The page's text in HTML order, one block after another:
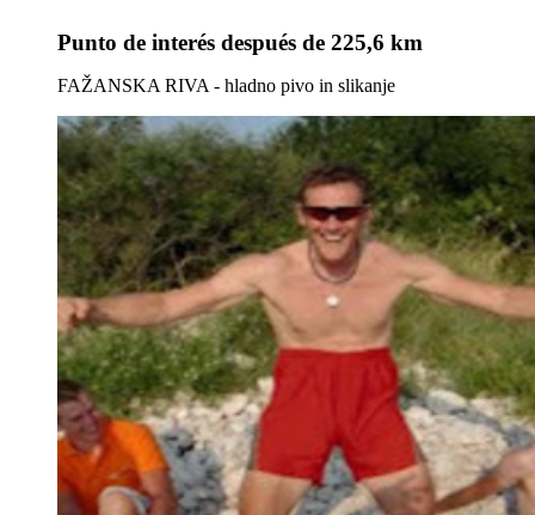
Punto de interés después de 225,6 km
FAŽANSKA RIVA - hladno pivo in slikanje